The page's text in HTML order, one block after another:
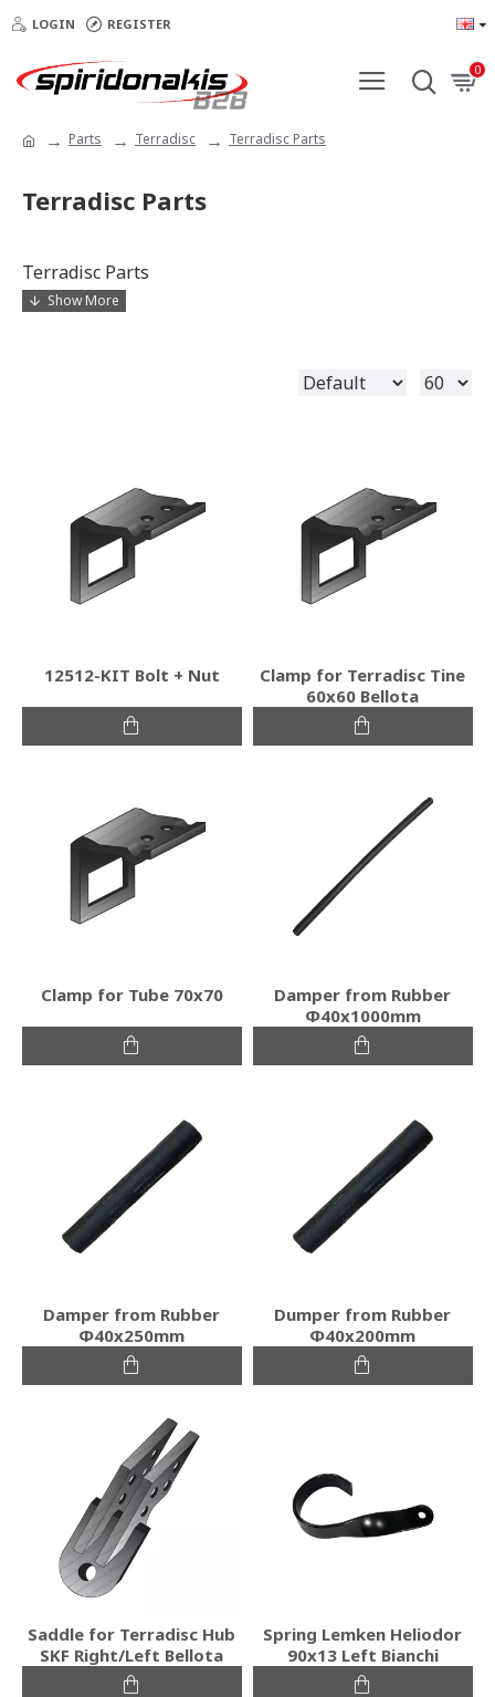
LOGIN REGISTER
0
Parts Terradisc Terradisc Parts
Terradisc Parts
Terradisc Parts
12512-KIT Bolt + Nut
Clamp for Terradisc Tine
60x60 Bellota
Clamp for Tube 70x70
Damper from Rubber
Φ40x1000mm
Damper from Rubber
Φ40x250mm
Dumper from Rubber
Φ40x200mm
Saddle for Terradisc Hub
SKF Right/Left Bellota
Spring Lemken Heliodor
90x13 Left Bianchi